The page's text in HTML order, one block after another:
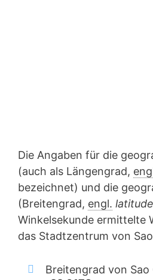
Die Angaben für die
(auch als Längengrad,
bezeichnet) und die
(Breitengrad, engl. latitude
Winkelsekunde ermittelte
das Stadtzentrum von
Breitengrad von Sao